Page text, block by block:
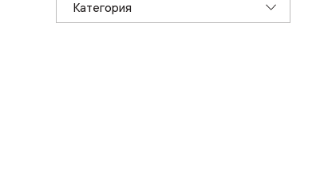
Категория